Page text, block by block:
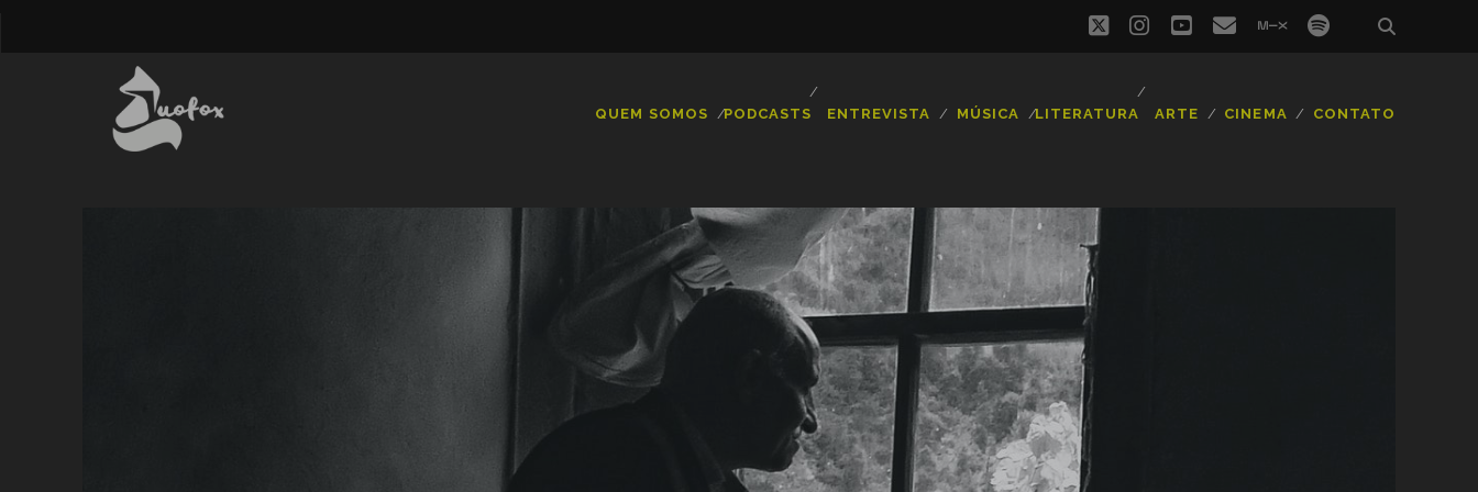
twitterinstagram
youtube
emailmixcloud
spotify
QUEM SOMOS PODCASTS ENTREVISTA MÚSICA LITERATURA ARTE CINEMA CONTATO